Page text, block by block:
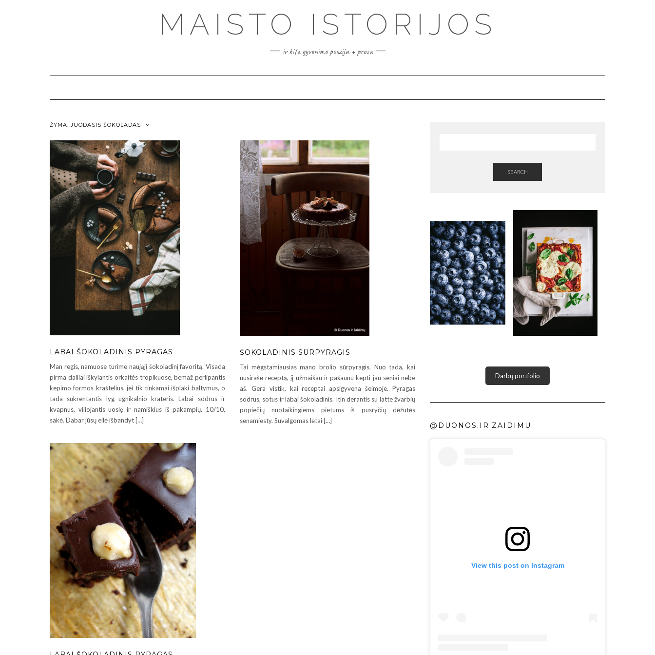
MAISTO ISTORIJOS
ir kita gyvenimo poezija + proza
ŽYMA:JUODASIS ŠOKOLADAS
LABAI ŠOKOLADINIS PYRAGAS
Man regis, namuose turime naująjį šokoladinį favoritą. Visada
pirma dailiai iškylantis orkaitės tropikuose, bemaž perlipantis
kepimo formos kraštelius, jei tik tinkamai išplaki baltymus, o
tada sukrentantis lyg ugnikalnio krateris. Labai sodrus ir
kvapnus, viliojantis uoslę ir namiškius iš pakampių. 10/10,
sakė. Dabar jūsų eilė išbandyt […]
ŠOKOLADINIS SŪRPYRAGIS
Tai mėgstamiausias mano brolio sūrpyragis. Nuo tada, kai
nusirašė receptą, jį užmaišau ir pašaunu kepti jau seniai nebe
aš. Gera vistik, kai receptai apsigyvena šeimoje. Pyragas
sodrus, sotus ir labai šokoladinis. Itin derantis su latte žvarbių
popiečių nuotaikingiems pietums iš pusryčių dėžutės
senamiesty. Suvalgomas lėtai […]
SEARCH
Darbų portfolio
@DUONOS.IR.ZAIDIMU
View this post on Instagram